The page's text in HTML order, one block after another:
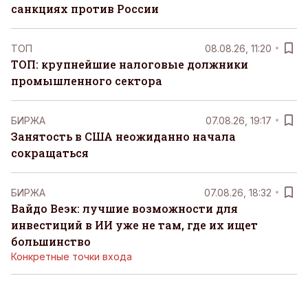
санкциях против России
ТОП 08.08.26, 11:20
ТОП: крупнейшие налоговые должники
промышленного сектора
БИРЖА 07.08.26, 19:17
Занятость в США неожиданно начала
сокращаться
БИРЖА 07.08.26, 18:32
Вайдо Веэк: лучшие возможности для
инвестиций в ИИ уже не там, где их ищет
большинство
Конкретные точки входа